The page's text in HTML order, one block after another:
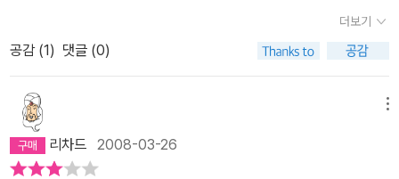
있었다고나 할까..^^;;근데..다 필요없다..나에게도 진정한 최고의 멘
토가 있었으니...조금은 훈련이 필요하지만..내 자신이 나에게 가장 좋
은 멘토가되어 줄 수 있다는 참된 가르침...자신감을 얻게 된 동시에
도전이 된 멋진 책~추천이요!!
더보기
공감 (1) 댓글 (0)
리차드 2008-03-26